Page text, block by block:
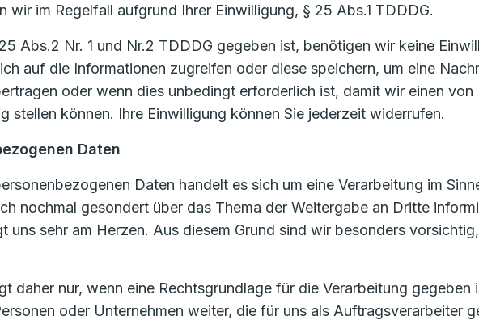
wir im Regelfall aufgrund Ihrer Einwilligung, § 25 Abs.1 TDDDG.
Abs.2 Nr. 1 und Nr.2 TDDDG gegeben ist, benötigen wir keine
auf die Informationen zugreifen oder diese speichern, um eine
oder wenn dies unbedingt erforderlich ist, damit wir einen
stellen können. Ihre Einwilligung können Sie jederzeit widerrufen.
Daten
Daten handelt es sich um eine Verarbeitung im
nochmal gesondert über das Thema der Weitergabe an Dritte
uns sehr am Herzen. Aus diesem Grund sind wir besonders
daher nur, wenn eine Rechtsgrundlage für die Verarbeitung
oder Unternehmen weiter, die für uns als Auftragsverarbeiter